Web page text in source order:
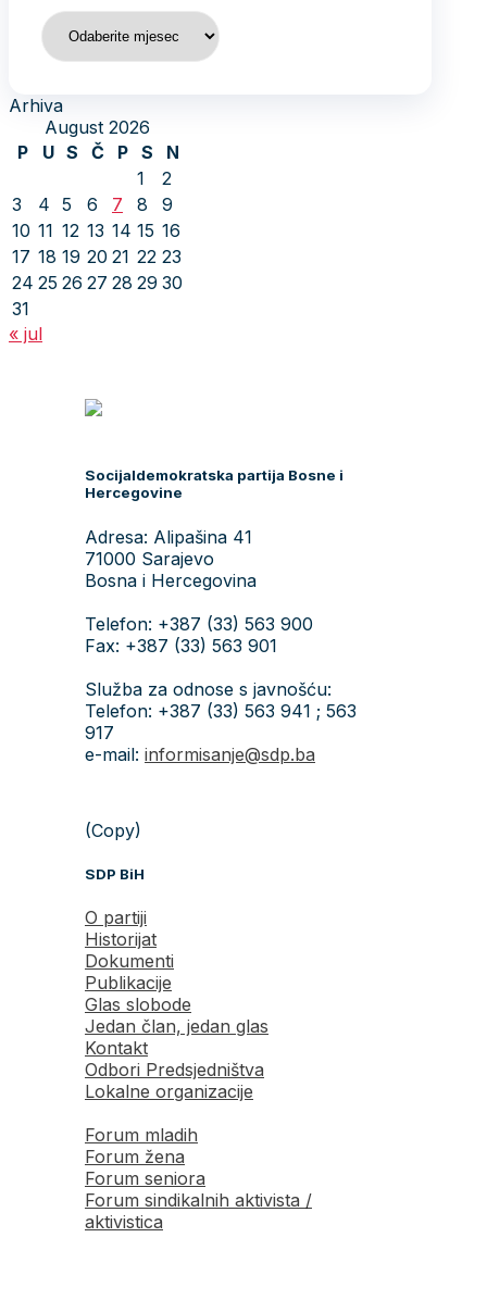
Arhiva
Arhiva
August 2026
P
U S Č P S
N
1
2
3
4 5 6 7 8
9
10 11 12 13 14 15 16
17 18 19 20 21 22 23
24 25 26 27 28 29 30
31
« jul
Socijaldemokratska partija Bosne i
Hercegovine
Adresa: Alipašina 41
71000 Sarajevo
Bosna i Hercegovina
Telefon: +387 (33) 563 900
Fax: +387 (33) 563 901
Služba za odnose s javnošću:
Telefon: +387 (33) 563 941 ; 563
917
e-mail: informisanje@sdp.ba
(Copy)
SDP BiH
O partiji
Historijat
Dokumenti
Publikacije
Glas slobode
Jedan član, jedan glas
Kontakt
Odbori Predsjedništva
Lokalne organizacije
Forum mladih
Forum žena
Forum seniora
Forum sindikalnih aktivista /
aktivistica